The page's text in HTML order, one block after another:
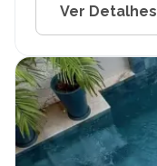
Ver Detalhes